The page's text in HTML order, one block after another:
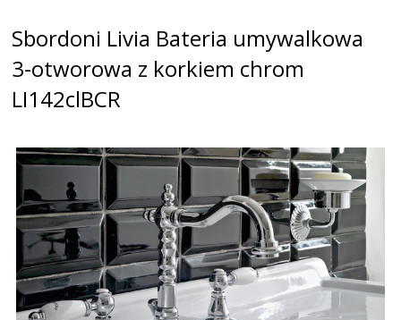
Sbordoni Livia Bateria umywalkowa
3-otworowa z korkiem chrom
LI142clBCR